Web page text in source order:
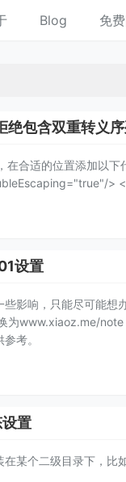
Blog 免
绝包含双重转义
合适的位置添加以
>
设置
影响，只能尽可能想
www.xiaoz.me/note
考。
置
某个二级目录下，比